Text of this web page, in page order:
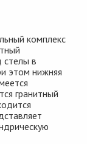
комплекс
стелы в
этом нижняя
гранитный